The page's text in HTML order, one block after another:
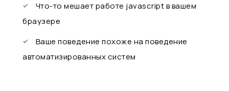
Что-то мешает работе javascript в вашем
браузере
Ваше поведение похоже на поведение
автоматизированных систем